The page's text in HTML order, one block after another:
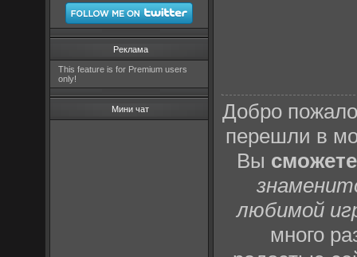
Реклама
This feature is for Premium users
only!
Мини чат
Добро
перешли в
Вы
любимой
много